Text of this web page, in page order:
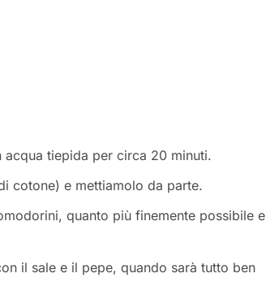
tiepida per circa 20 minuti.
cotone) e mettiamolo da parte.
quanto più finemente possibile e
il sale e il pepe, quando sarà tutto ben